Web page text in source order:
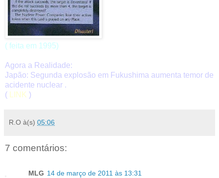
( feita em 1995)
Agora a Realidade:
Japão: Segunda explosão em Fukushima aumenta temor de
acidente nuclear .
(
LINK )
R.O à(s) 05:06
7 comentários:
MLG 14 de março de 2011 às 13:31